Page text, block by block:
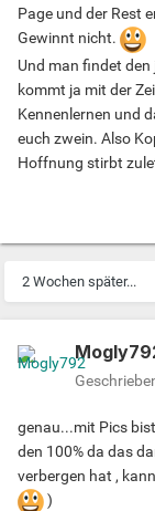
Page und der Rest
Gewinnt nicht.
Und man findet
kommt ja mit der
Kennenlernen und
euch zwein. Also
Hoffnung stirbt
2 Wochen später...
genau...mit Pics
den 100% da das
verbergen hat ,
)